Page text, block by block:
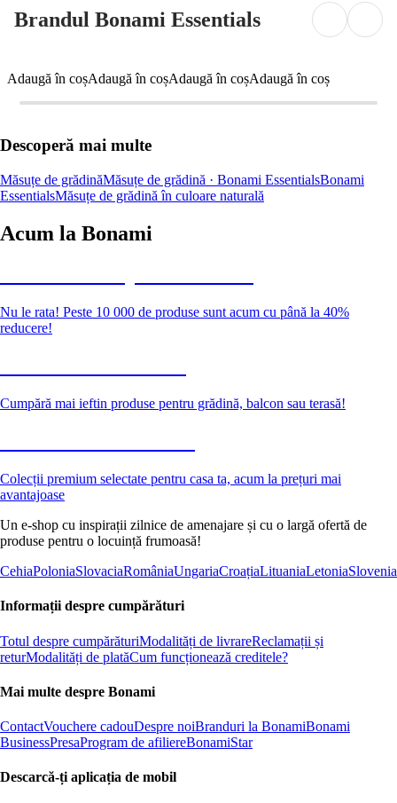
Brandul Bonami Essentials
Adaugă în coșAdaugă în coșAdaugă în coșAdaugă în coș
Descoperă mai multe
Măsuțe de grădinăMăsuțe de grădină · Bonami EssentialsBonami
EssentialsMăsuțe de grădină în culoare naturală
Acum la Bonami
Nu le rata! Peste 10 000 de produse sunt acum cu până la 40%
reducere!
Cumpără mai ieftin produse pentru grădină, balcon sau terasă!
Colecții premium selectate pentru casa ta, acum la prețuri mai
avantajoase
Un e-shop cu inspirații zilnice de amenajare și cu o largă ofertă de
produse pentru o locuință frumoasă!
CehiaPoloniaSlovaciaRomâniaUngariaCroațiaLituaniaLetoniaSlovenia
Informații despre cumpărături
Totul despre cumpărăturiModalități de livrareReclamații și
returModalități de platăCum funcționează creditele?
Mai multe despre Bonami
ContactVouchere cadouDespre noiBranduri la BonamiBonami
BusinessPresaProgram de afiliereBonamiStar
Descarcă-ți aplicația de mobil